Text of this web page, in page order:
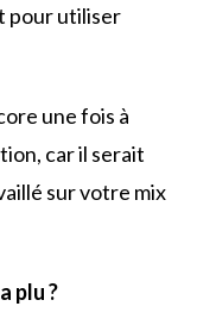
pour utiliser
une fois à
car il serait
sur votre mix
plu ?